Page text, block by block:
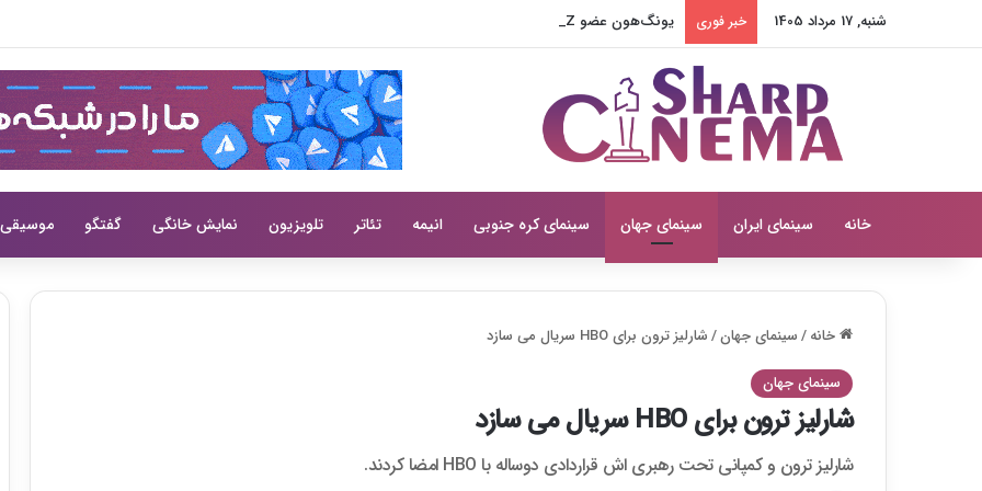
شنبه, 17 مرداد 1405 خبر فوری یونگ‌هون عضو THE BOYZ به آژانس جدید پیوست
خانه سینمای ایران سینمای جهان سینمای کره جنوبی انیمه تئاتر تلویزیون نمایش خانگی گفتگو موسیقی
خانه/سینمای جهان/شارلیز ترون برای HBO سریال می سازد
سینمای جهان
شارلیز ترون برای HBO سریال می سازد
شارلیز ترون و کمپانی تحت رهبری اش قراردادی دوساله با HBO امضا کردند.